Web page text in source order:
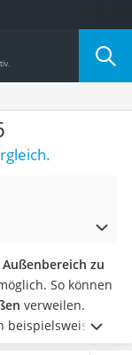
zu
So können
verweilen.
mit
raten zu einem